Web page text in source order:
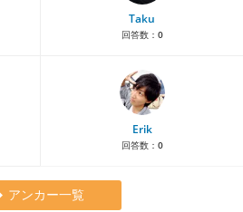
Taku
回答数： 0
Erik
回答数： 0
アンカー一覧